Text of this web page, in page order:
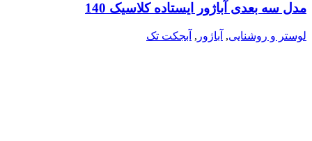
مدل سه بعدی آباژور ایستاده کلاسیک 140
لوستر و روشنایی, آباژور , آبجکت تک